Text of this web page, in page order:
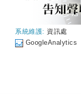
系統維護: 資訊處
GoogleAnalytics